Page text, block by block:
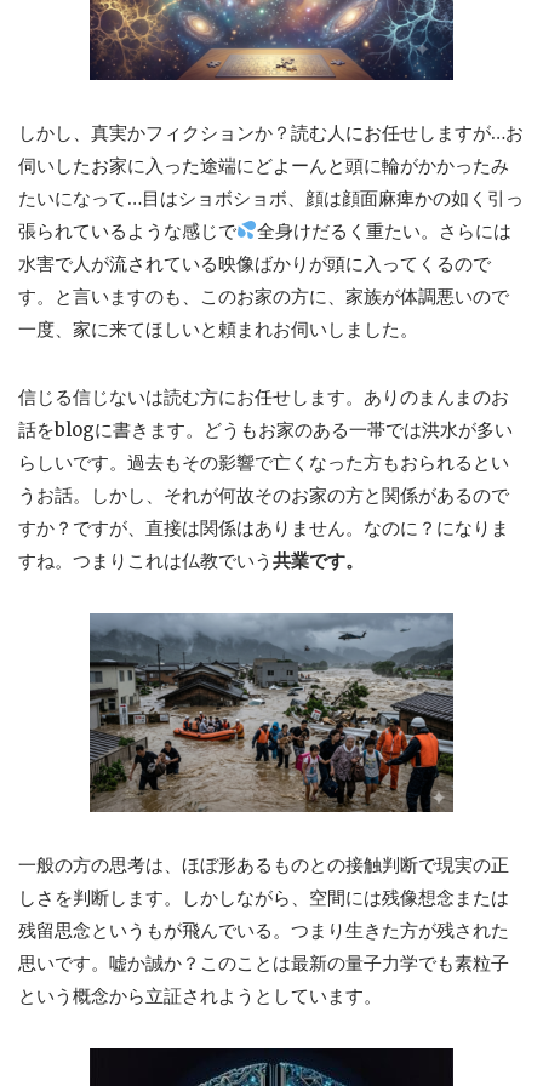
しかし、真実かフィクションか？読む人にお任せしますが…お
伺いしたお家に入った途端にどよーんと頭に輪がかかったみ
たいになって…目はショボショボ、顔は顔面麻痺かの如く引っ
張られているような感じで
全身けだるく重たい。さらには
水害で人が流されている映像ばかりが頭に入ってくるので
す。と言いますのも、このお家の方に、家族が体調悪いので
一度、家に来てほしいと頼まれお伺いしました。
信じる信じないは読む方にお任せします。ありのまんまのお
話をblogに書きます。どうもお家のある一帯では洪水が多い
らしいです。過去もその影響で亡くなった方もおられるとい
うお話。しかし、それが何故そのお家の方と関係があるので
すか？ですが、直接は関係はありません。なのに？になりま
すね。つまりこれは仏教でいう 共業です。
一般の方の思考は、ほぼ形あるものとの接触判断で現実の正
しさを判断します。しかしながら、空間には残像想念または
残留思念というもが飛んでいる。つまり生きた方が残された
思いです。嘘か誠か？このことは最新の量子力学でも素粒子
という概念から立証されようとしています。